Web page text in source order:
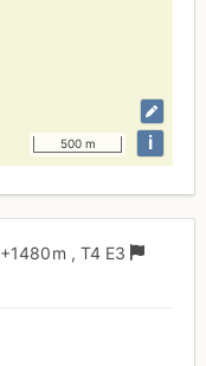
500 m i
+1480 m , T4 E3